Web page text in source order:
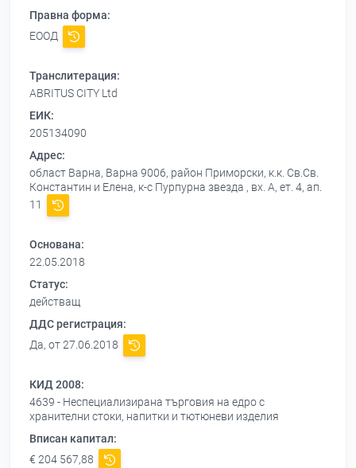
Правна форма:
ЕООД
Транслитерация:
ABRITUS CITY Ltd
ЕИК:
205134090
Адрес:
област Варна, Варна 9006, район Приморски, к.к. Св.Св.
Константин и Елена, к-с Пурпурна звезда , вх. А, ет. 4, ап.
11
Основана:
22.05.2018
Статус:
действащ
ДДС регистрация:
Да, от 27.06.2018
КИД 2008:
4639 - Неспециализирана търговия на едро с
хранителни стоки, напитки и тютюневи изделия
Вписан капитал:
€ 204 567,88